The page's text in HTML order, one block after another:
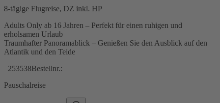
8-tägige Flugreise, DZ inkl. HP
Adults Only ab 16 Jahren – Perfekt für einen ruhigen und
erholsamen Urlaub
Traumhafter Panoramablick – Genießen Sie den Ausblick auf den
Atlantik und den Teide
253538Bestellnr.:
Pauschalreise